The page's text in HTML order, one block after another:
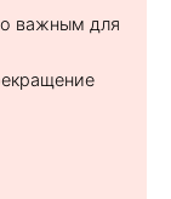
важным для